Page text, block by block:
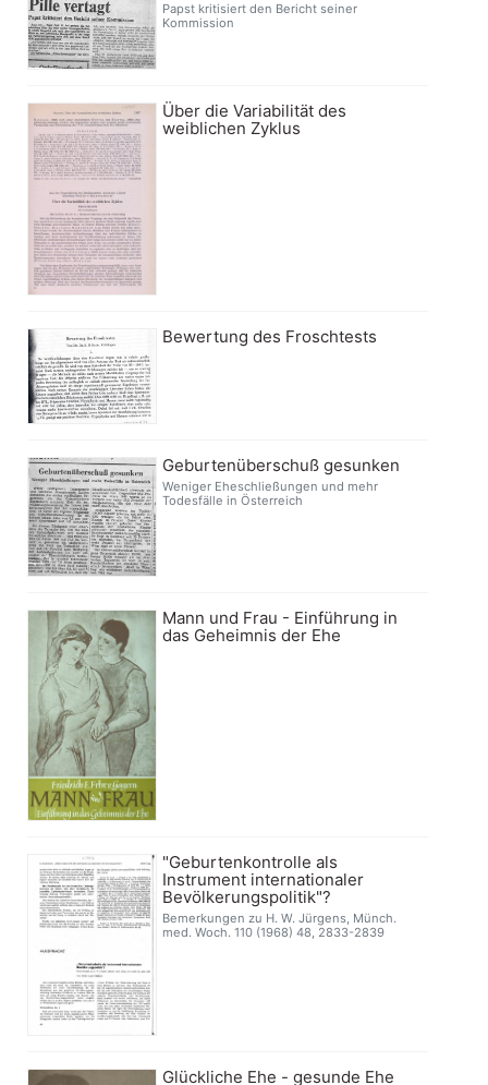
Papst kritisiert den Bericht seiner
Kommission
Über die Variabilität des
weiblichen Zyklus
Bewertung des Froschtests
Geburtenüberschuß gesunken
Weniger Eheschließungen und mehr
Todesfälle in Österreich
Mann und Frau - Einführung in
das Geheimnis der Ehe
"Geburtenkontrolle als
Instrument internationaler
Bevölkerungspolitik"?
Bemerkungen zu H. W. Jürgens, Münch.
med. Woch. 110 (1968) 48, 2833-2839
Glückliche Ehe - gesunde Ehe